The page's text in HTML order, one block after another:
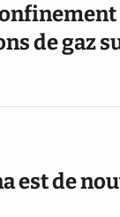
de gaz
est de